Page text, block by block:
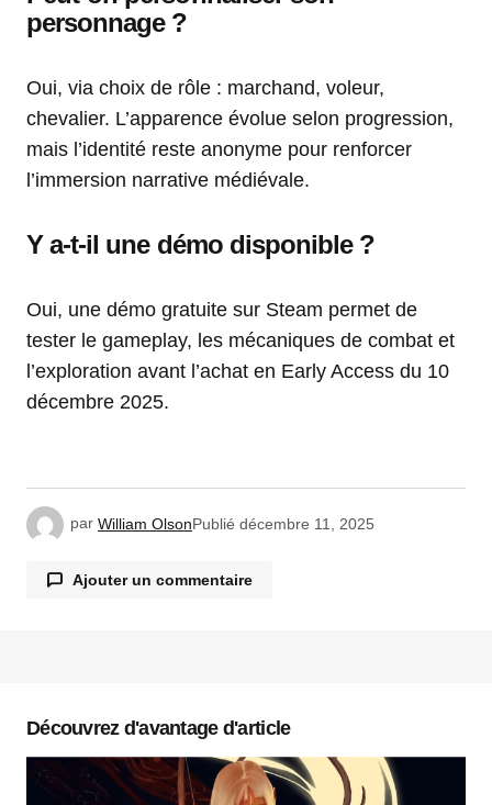
personnage ?
Oui, via choix de rôle : marchand, voleur,
chevalier. L’apparence évolue selon progression,
mais l’identité reste anonyme pour renforcer
l’immersion narrative médiévale.
Y a-t-il une démo disponible ?
Oui, une démo gratuite sur Steam permet de
tester le gameplay, les mécaniques de combat et
l’exploration avant l’achat en Early Access du 10
décembre 2025.
par William OlsonPublié décembre 11, 2025
Ajouter un commentaire
Commentaire*
Découvrez d'avantage d'article